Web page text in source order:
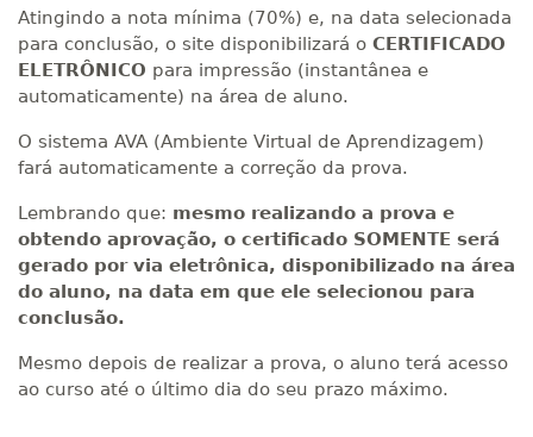
Atingindo a nota mínima (70%) e, na data selecionada
para conclusão, o site disponibilizará o CERTIFICADO
ELETRÔNICO para impressão (instantânea e
automaticamente) na área de aluno.
O sistema AVA (Ambiente Virtual de Aprendizagem)
fará automaticamente a correção da prova.
Lembrando que: mesmo realizando a prova e
obtendo aprovação, o certificado SOMENTE será
gerado por via eletrônica, disponibilizado na área
do aluno, na data em que ele selecionou para
conclusão.
Mesmo depois de realizar a prova, o aluno terá acesso
ao curso até o último dia do seu prazo máximo.